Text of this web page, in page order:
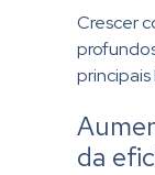
Crescer
da